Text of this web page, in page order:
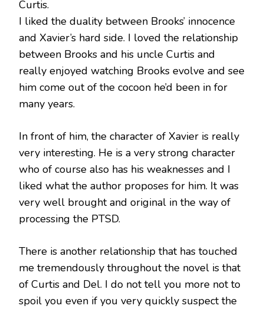
Curtis.
I liked the duality between Brooks’ innocence
and Xavier’s hard side. I loved the relationship
between Brooks and his uncle Curtis and
really enjoyed watching Brooks evolve and see
him come out of the cocoon he’d been in for
many years.
In front of him, the character of Xavier is really
very interesting. He is a very strong character
who of course also has his weaknesses and I
liked what the author proposes for him. It was
very well brought and original in the way of
processing the PTSD.
There is another relationship that has touched
me tremendously throughout the novel is that
of Curtis and Del. I do not tell you more not to
spoil you even if you very quickly suspect the